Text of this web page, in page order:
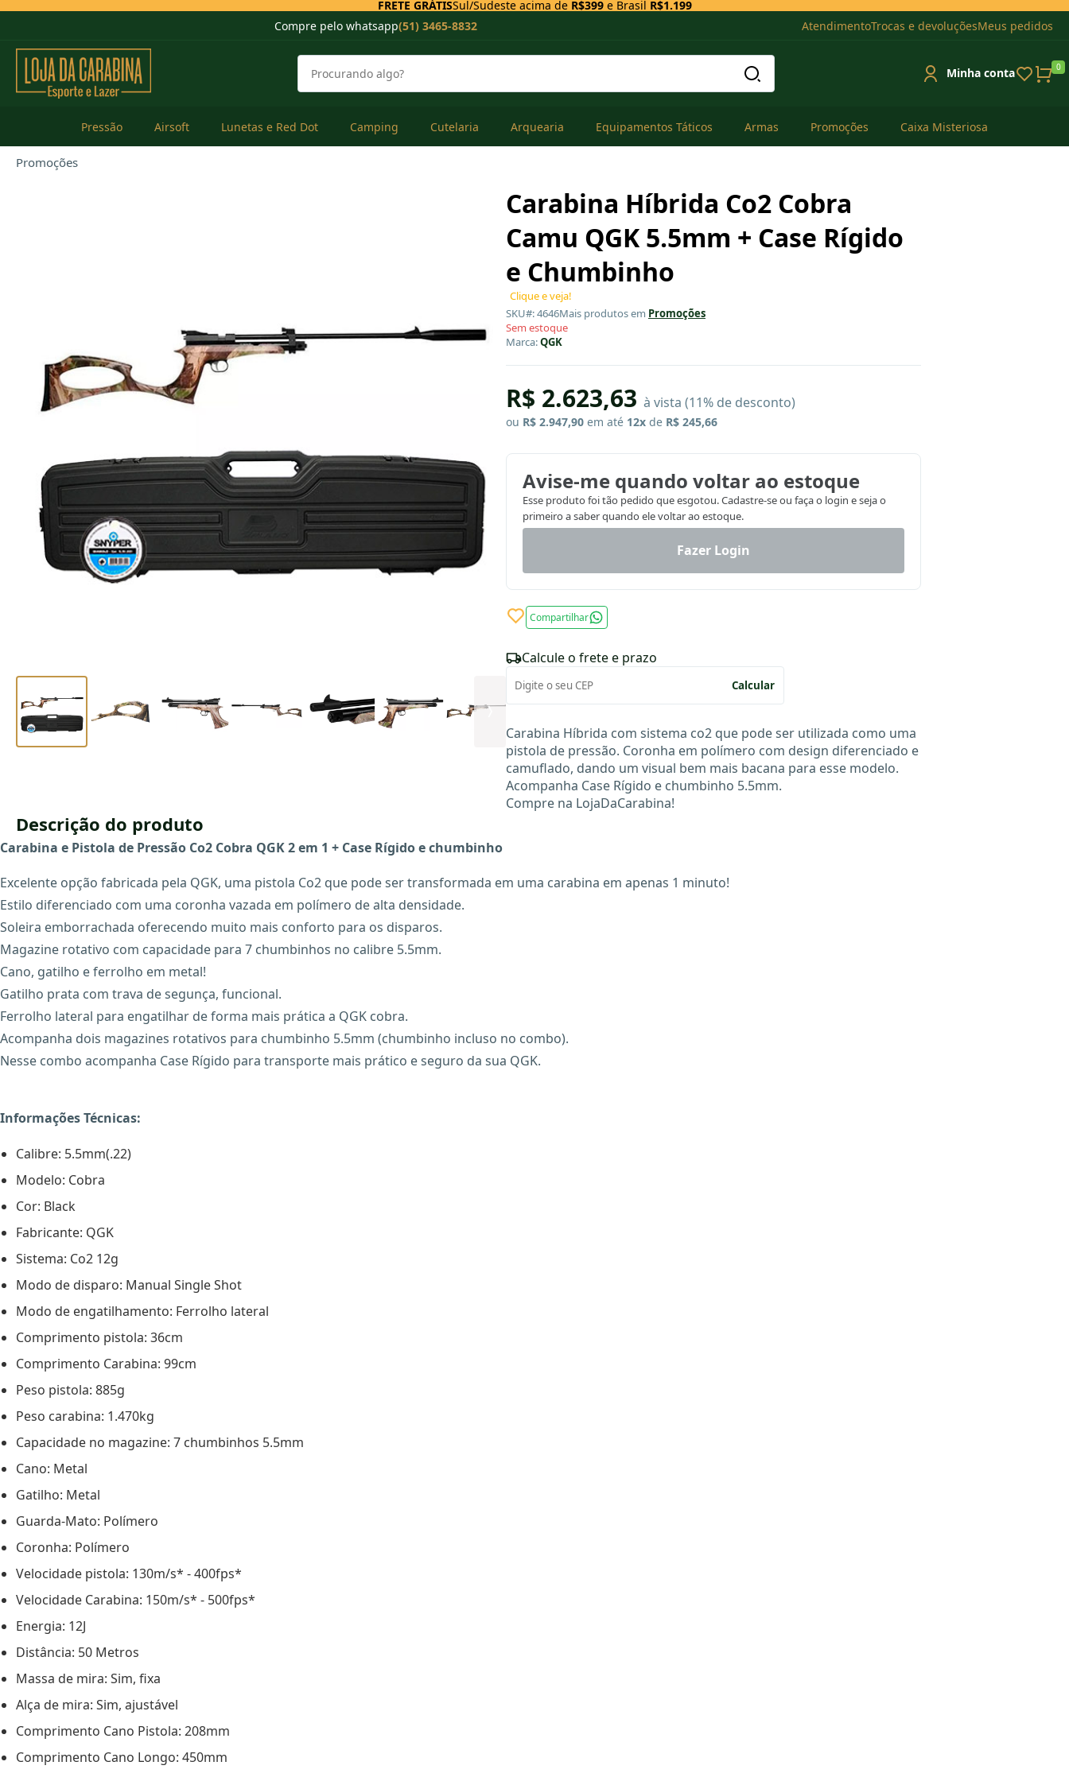
FRETE GRÁTISSul/Sudeste acima de R$399e Brasil R$1.199
Compre pelo whatsapp(51) 3465-8832 AtendimentoTrocas e devoluçõesMeus pedidos
Minha conta 0
Pressão Airsoft Lunetas e Red Dot Camping Cutelaria Arquearia Equipamentos Táticos Armas Promoções Caixa Misteriosa
Promoções
Carabina Híbrida Co2 Cobra
Camu QGK 5.5mm + Case Rígido
e Chumbinho
Clique e veja!
SKU#: 4646Mais produtos em Promoções
Sem estoque
Marca:QGK
R$ 2.623,63 à vista (11% de desconto)
ou R$ 2.947,90 em até 12x de R$ 245,66
Avise-me quando voltar ao estoque
Esse produto foi tão pedido que esgotou. Cadastre-se ou faça o login e seja o
primeiro a saber quando ele voltar ao estoque.
Fazer Login
Compartilhar
Calcule o frete e prazo
Calcular
Carabina Híbrida com sistema co2 que pode ser utilizada como uma
pistola de pressão. Coronha em polímero com design diferenciado e
camuflado, dando um visual bem mais bacana para esse modelo.
Acompanha Case Rígido e chumbinho 5.5mm.
Compre na LojaDaCarabina!
Descrição do produto
Carabina e Pistola de Pressão Co2 Cobra QGK 2 em 1 + Case Rígido e chumbinho
Excelente opção fabricada pela QGK, uma pistola Co2 que pode ser transformada em uma carabina em apenas 1 minuto!
Estilo diferenciado com uma coronha vazada em polímero de alta densidade.
Soleira emborrachada oferecendo muito mais conforto para os disparos.
Magazine rotativo com capacidade para 7 chumbinhos no calibre 5.5mm.
Cano, gatilho e ferrolho em metal!
Gatilho prata com trava de segunça, funcional.
Ferrolho lateral para engatilhar de forma mais prática a QGK cobra.
Acompanha dois magazines rotativos para chumbinho 5.5mm (chumbinho incluso no combo).
Nesse combo acompanha Case Rígido para transporte mais prático e seguro da sua QGK.
Informações Técnicas:
Calibre: 5.5mm(.22)
Modelo: Cobra
Cor: Black
Fabricante: QGK
Sistema: Co2 12g
Modo de disparo: Manual Single Shot
Modo de engatilhamento: Ferrolho lateral
Comprimento pistola: 36cm
Comprimento Carabina: 99cm
Peso pistola: 885g
Peso carabina: 1.470kg
Capacidade no magazine: 7 chumbinhos 5.5mm
Cano: Metal
Gatilho: Metal
Guarda-Mato: Polímero
Coronha: Polímero
Velocidade pistola: 130m/s* - 400fps*
Velocidade Carabina: 150m/s* - 500fps*
Energia: 12J
Distância: 50 Metros
Massa de mira: Sim, fixa
Alça de mira: Sim, ajustável
Comprimento Cano Pistola: 208mm
Comprimento Cano Longo: 450mm